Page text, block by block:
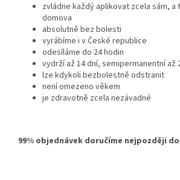
zvládne každý aplikovat zcela sám, a
domova
absolutně bez bolesti
vyrábíme i v České republice
odesíláme do 24 hodin
vydrží až 14 dní, semipermanentní až
lze kdykoli bezbolestně odstranit
není omezeno věkem
je zdravotně zcela nezávadné
99% objednávek doručíme nejpozději